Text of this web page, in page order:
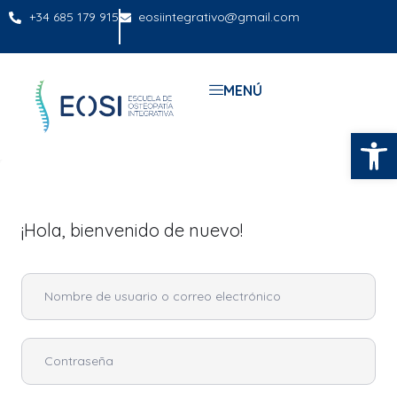
+34 685 179 915 eosiintegrativo@gmail.com
MENÚ
¡Hola, bienvenido de nuevo!